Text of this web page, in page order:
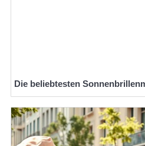
Die beliebtesten